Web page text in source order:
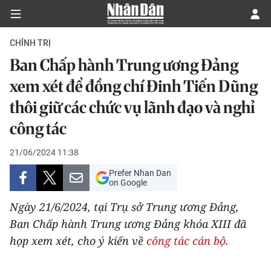
CHÍNH TRỊ
KINH TẾ
VĂN HÓA
XÃ HỘI
DU LỊCH
CHÍNH TRỊ
Ban Chấp hành Trung ương Đảng
xem xét để đồng chí Đinh Tiến Dũng
thôi giữ các chức vụ lãnh đạo và nghỉ
công tác
21/06/2024 11:38
Prefer Nhan Dan
on Google
Ngày 21/6/2024, tại Trụ sở Trung ương Đảng,
Ban Chấp hành Trung ương Đảng khóa XIII đã
họp xem xét, cho ý kiến về công tác cán bộ.